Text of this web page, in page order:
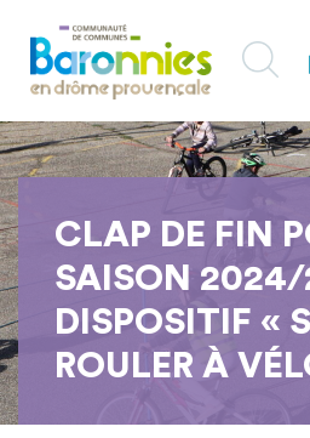
CLAP DE FIN
SAISON 2024/
DISPOSITIF «
ROULER À